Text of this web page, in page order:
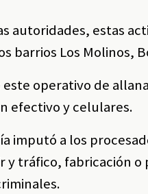
autoridades, estas
barrios Los Molinos,
operativo de
efectivo y celulares.
imputó a los
y tráfico, fabricación o